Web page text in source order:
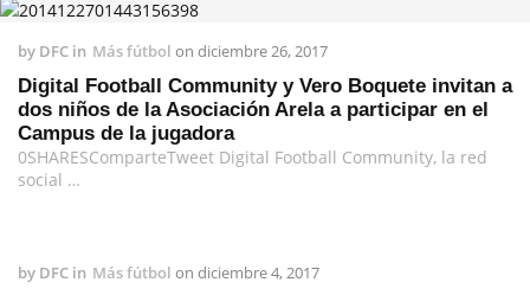
by DFC in Más fútbol on diciembre 26, 2017
Digital Football Community y Vero Boquete invitan a
dos niños de la Asociación Arela a participar en el
Campus de la jugadora
0SHARESComparteTweet Digital Football Community, la red
social …
by DFC in Más fútbol on diciembre 4, 2017